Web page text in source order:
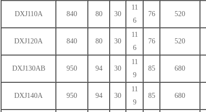
DXJ110A 840 80 30
11
6
76 520
DXJ120A 840 80 30
11
6
76 520
DXJ130AB 950 94 30
11
9
85 680
DXJ140A 950 94 30
11
9
85 680